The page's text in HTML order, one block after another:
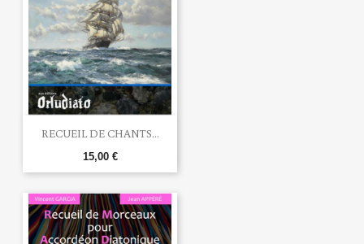
RECUEIL DE CHANTS...
15,00 €